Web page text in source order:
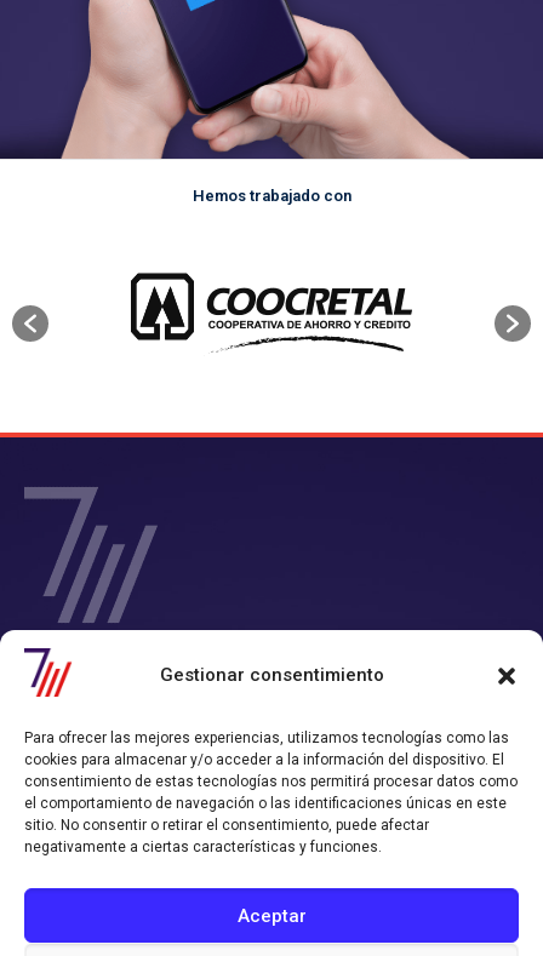
Gestionar consentimiento
Para ofrecer las mejores experiencias, utilizamos tecnologías como las
cookies para almacenar y/o acceder a la información del dispositivo. El
consentimiento de estas tecnologías nos permitirá procesar datos como
el comportamiento de navegación o las identificaciones únicas en este
sitio. No consentir o retirar el consentimiento, puede afectar
negativamente a ciertas características y funciones.
Aceptar
Hemos trabajado con
SIETE Y MEDIA - Agencia de Marketing Digital en
Chile
el que consigues tiempo y rentabilidad.
Nos convertimos en tu departamento de Marketing Online, y
trabajamos alineados con los objetivos de ventas que hayas definido.
Política de Privacidad Política de Cookies
CONTACTO AGENCIA
contacto@sieteymedia.cl